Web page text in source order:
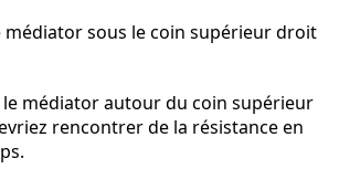
médiator sous le coin supérieur droit
le médiator autour du coin supérieur
rencontrer de la résistance en